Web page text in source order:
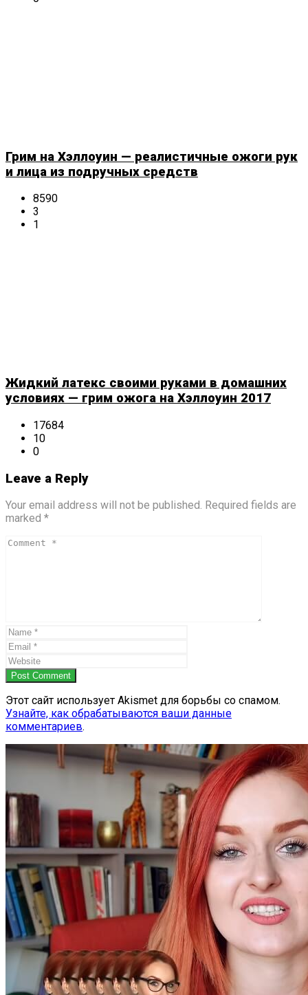
Грим на Хэллоуин — реалистичные ожоги рук
и лица из подручных средств
8590
3
1
Жидкий латекс своими руками в домашних
условиях — грим ожога на Хэллоуин 2017
17684
10
0
Leave a Reply
Your email address will not be published. Required fields are
marked *
Post Comment
Этот сайт использует Akismet для борьбы со спамом.
Узнайте, как обрабатываются ваши данные
комментариев.